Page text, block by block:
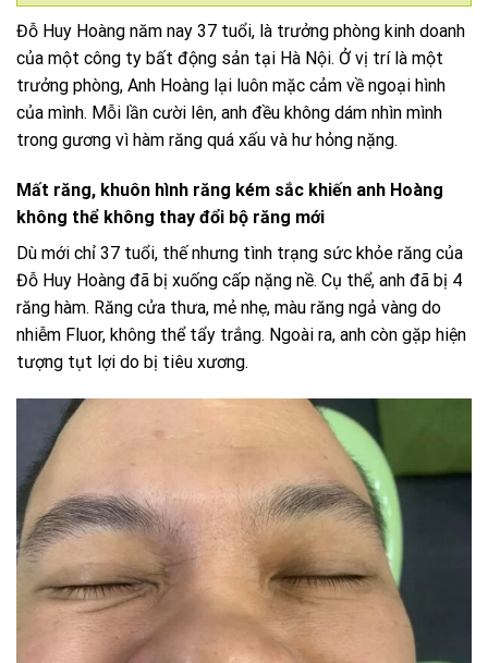
Đỗ Huy Hoàng năm nay 37 tuổi, là trưởng phòng kinh doanh
của một công ty bất động sản tại Hà Nội. Ở vị trí là một
trưởng phòng, Anh Hoàng lại luôn mặc cảm về ngoại hình
của mình. Mỗi lần cười lên, anh đều không dám nhìn mình
trong gương vì hàm răng quá xấu và hư hỏng nặng.
Mất răng, khuôn hình răng kém sắc khiến anh Hoàng
không thể không thay đổi bộ răng mới
Dù mới chỉ 37 tuổi, thế nhưng tình trạng sức khỏe răng của
Đỗ Huy Hoàng đã bị xuống cấp nặng nề. Cụ thể, anh đã bị 4
răng hàm. Răng cửa thưa, mẻ nhẹ, màu răng ngả vàng do
nhiễm Fluor, không thể tẩy trắng. Ngoài ra, anh còn gặp hiện
tượng tụt lợi do bị tiêu xương.